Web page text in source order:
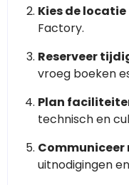
Kies de locatie
Factory.
Reserveer
vroeg boeken
Plan
technisch en
uitnodigingen